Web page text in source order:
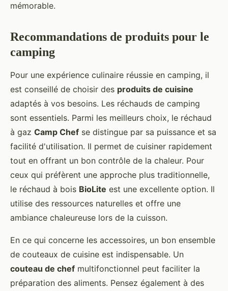
mémorable.
Recommandations de produits pour le
camping
Pour une expérience culinaire réussie en camping, il
est conseillé de choisir des produits de cuisine
adaptés à vos besoins. Les réchauds de camping
sont essentiels. Parmi les meilleurs choix, le réchaud
à gaz Camp Chef se distingue par sa puissance et sa
facilité d'utilisation. Il permet de cuisiner rapidement
tout en offrant un bon contrôle de la chaleur. Pour
ceux qui préfèrent une approche plus traditionnelle,
le réchaud à bois BioLite est une excellente option. Il
utilise des ressources naturelles et offre une
ambiance chaleureuse lors de la cuisson.
En ce qui concerne les accessoires, un bon ensemble
de couteaux de cuisine est indispensable. Un
couteau de chef multifonctionnel peut faciliter la
préparation des aliments. Pensez également à des